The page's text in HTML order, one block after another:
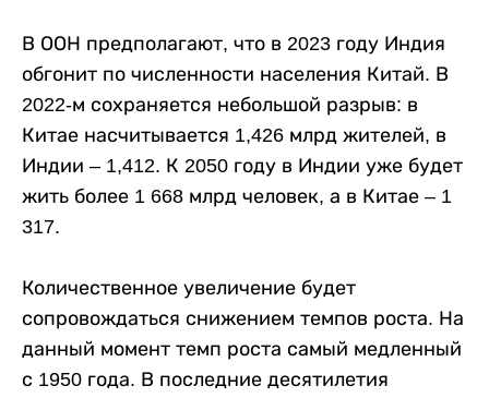
В ООН предполагают, что в 2023 году Индия
обгонит по численности населения Китай. В
2022-м сохраняется небольшой разрыв: в
Китае насчитывается 1,426 млрд жителей, в
Индии – 1,412. К 2050 году в Индии уже будет
жить более 1 668 млрд человек, а в Китае – 1
317.
Количественное увеличение будет
сопровождаться снижением темпов роста. На
данный момент темп роста самый медленный
с 1950 года. В последние десятилетия